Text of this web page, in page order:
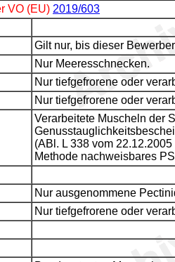
VO (EU) 2019/603
Gilt nur, bis dieser
Nur Meeresschnecken.
Nur tiefgefrorene oder
Nur tiefgefrorene oder
Verarbeitete Muscheln der
(ABl. L 338 vom
Methode nachweisbares
Nur ausgenommene
Nur tiefgefrorene oder